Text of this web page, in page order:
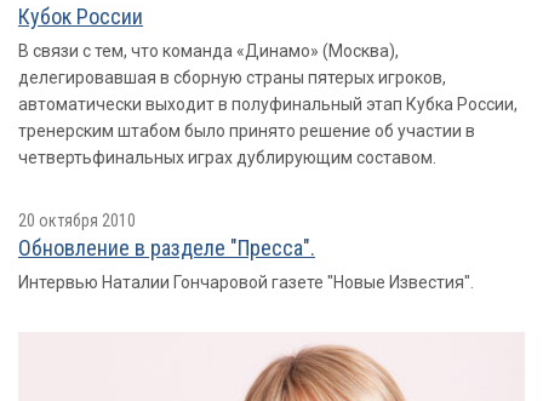
Кубок России
В связи с тем, что команда «Динамо» (Москва),
делегировавшая в сборную страны пятерых игроков,
автоматически выходит в полуфинальный этап Кубка России,
тренерским штабом было принято решение об участии в
четвертьфинальных играх дублирующим составом.
20 октября 2010
Обновление в разделе "Пресса".
Интервью Наталии Гончаровой газете "Новые Известия".